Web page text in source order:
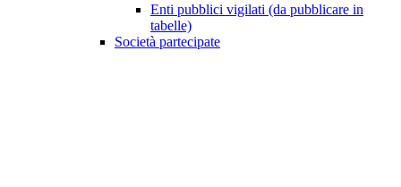
Enti pubblici vigilati (da pubblicare in
tabelle)
Società partecipate